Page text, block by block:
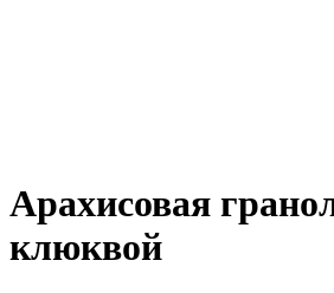
Арахисовая
клюквой